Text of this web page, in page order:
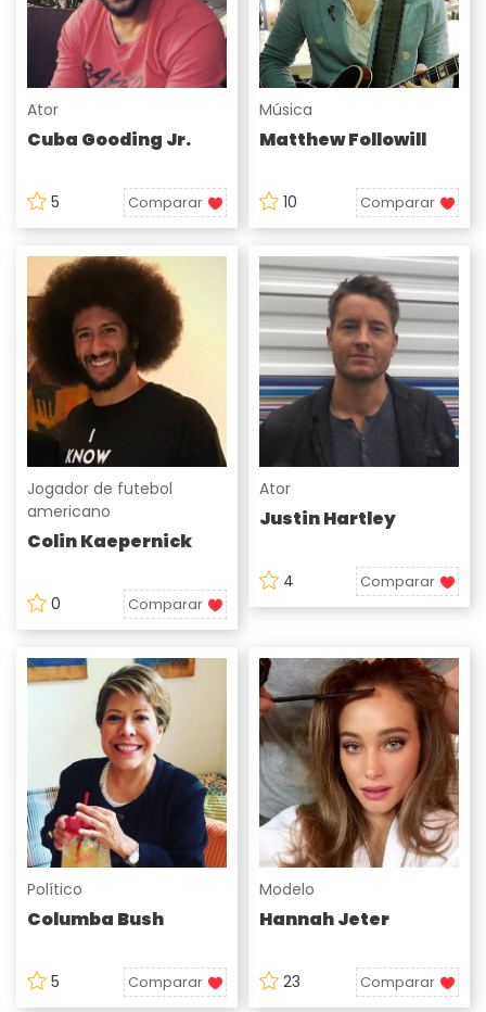
Ator
Cuba Gooding Jr.
5 Comparar
Música
Matthew Followill
10 Comparar
Jogador de futebol
americano
Colin Kaepernick
0 Comparar
Ator
Justin Hartley
4 Comparar
Político
Columba Bush
5 Comparar
Modelo
Hannah Jeter
23 Comparar